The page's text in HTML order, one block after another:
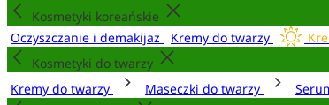
Kosmetyki koreańskie
Oczyszczanie i demakijaż
Kremy do twarzy
Kosmetyki do twarzy
Kremy do twarzy
Maseczki do twarzy